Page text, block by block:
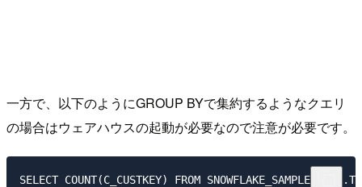
一方で、以下のようにGROUP BYで集約するようなクエリ
の場合はウェアハウスの起動が必要なので注意が必要です。
SELECT COUNT(C_CUSTKEY) FROM